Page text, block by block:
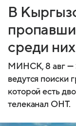
В
среди
МИНСК, 8 авг —
ведутся поиски
которой есть
телеканал ОНТ.